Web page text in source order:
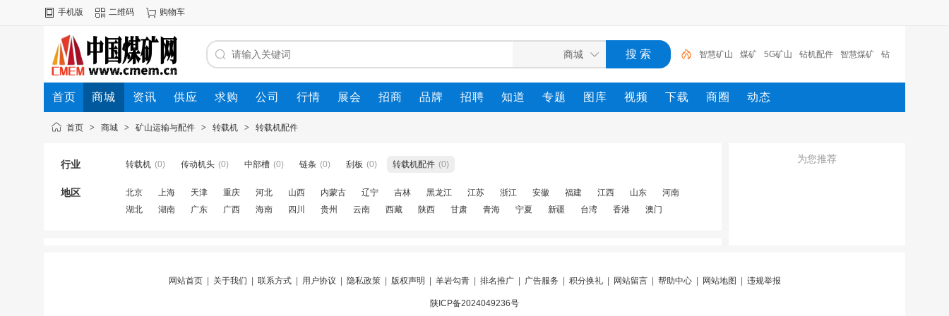
手机版 二维码 购物车
智慧矿山 煤矿 5G矿山 钻机配件 智慧煤矿 钻
支护 劳保用品 风门 传感器
首页 商城 资讯 供应 求购 公司 行情 展会 招商 品牌 招聘 知道 专题 图库 视频 下载 商圈 动态
首页 > 商城 > 矿山运输与配件 > 转载机 > 转载机配件
行业 转载机 (0) 传动机头 (0) 中部槽 (0) 链条 (0) 刮板 (0) 转载机配件 (0)
地区 北京 上海 天津 重庆 河北 山西 内蒙古 辽宁 吉林 黑龙江 江苏 浙江 安徽 福建 江西 山东
河南
湖北
湖南 广东 广西 海南 四川 贵州 云南 西藏 陕西 甘肃 青海 宁夏 新疆 台湾 香港 澳门
为您推荐
网站首页| 关于我们 联系方式| 用户协议 隐私政策| 版权声明 羊岩勾青| 排名推广| 广告服务 积分换礼| 网站留言| 帮助中心| 网站地图 违规举报
陕ICP备2024049236号